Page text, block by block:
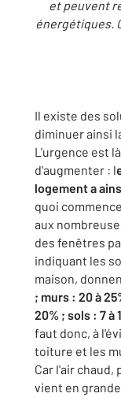
et peuvent
énergétiques.
Il existe des
diminuer ainsi
L'urgence est
d'augmenter : l
logement a
quoi
aux
des fenêtres
indiquant les
maison,
; murs : 20 à
20% ; sols : 7 à
faut donc, à
toiture et les
Car l'air
vient en